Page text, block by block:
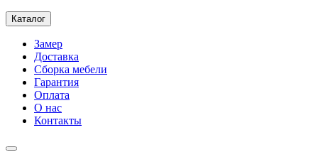
Каталог
Замер
Доставка
Сборка мебели
Гарантия
Оплата
О нас
Контакты